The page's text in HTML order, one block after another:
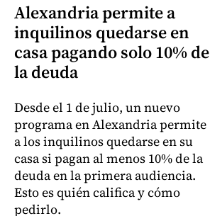
Alexandria permite a
inquilinos quedarse en
casa pagando solo 10% de
la deuda
Desde el 1 de julio, un nuevo
programa en Alexandria permite
a los inquilinos quedarse en su
casa si pagan al menos 10% de la
deuda en la primera audiencia.
Esto es quién califica y cómo
pedirlo.